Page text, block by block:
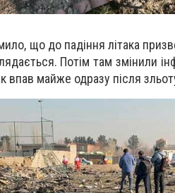
що до падіння літака
Потім там змінили
майже одразу після